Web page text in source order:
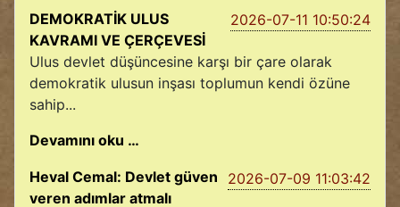
2026-07-11 10:50:24
DEMOKRATİK ULUS
KAVRAMI VE ÇERÇEVESİ
Ulus devlet düşüncesine karşı bir çare olarak
demokratik ulusun inşası toplumun kendi özüne
sahip...
Devamını oku …
2026-07-09 11:03:42
Heval Cemal: Devlet güven
veren adımlar atmalı